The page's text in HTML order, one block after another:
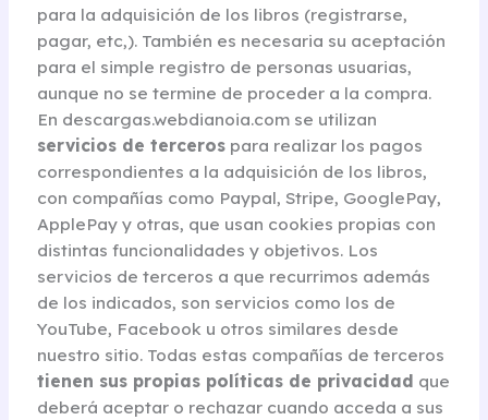
para la adquisición de los libros (registrarse,
pagar, etc,). También es necesaria su aceptación
para el simple registro de personas usuarias,
aunque no se termine de proceder a la compra.
En descargas.webdianoia.com se utilizan
servicios de tercerospara realizar los pagos
correspondientes a la adquisición de los libros,
con compañías como Paypal, Stripe, GooglePay,
ApplePay y otras, que usan cookies propias con
distintas funcionalidades y objetivos. Los
servicios de terceros a que recurrimos además
de los indicados, son servicios como los de
YouTube, Facebook u otros similares desde
nuestro sitio. Todas estas compañías de terceros
tienen sus propias políticas de privacidad que
deberá aceptar o rechazar cuando acceda a sus